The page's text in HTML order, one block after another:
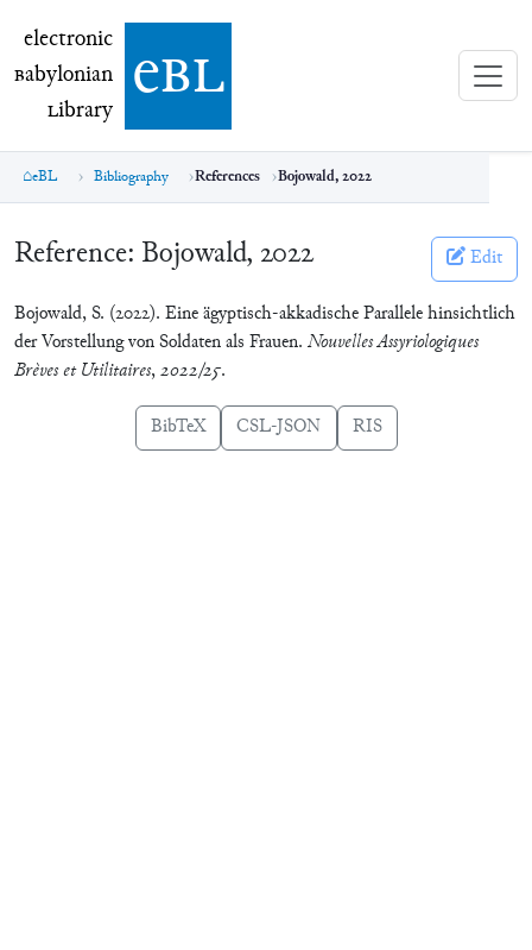
electronic Babylonian Library (eBL)
electronic
Babylonian
Library ebl
eBL Bibliography References Bojowald, 2022
Reference: Bojowald, 2022 Edit
Bojowald, S. (2022). Eine ägyptisch-akkadische Parallele hinsichtlich
der Vorstellung von Soldaten als Frauen. Nouvelles Assyriologiques
Brèves et Utilitaires,2022/25.
BibTeX CSL-JSON RIS